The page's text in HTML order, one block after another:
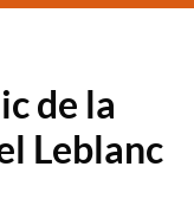
de la
Leblanc